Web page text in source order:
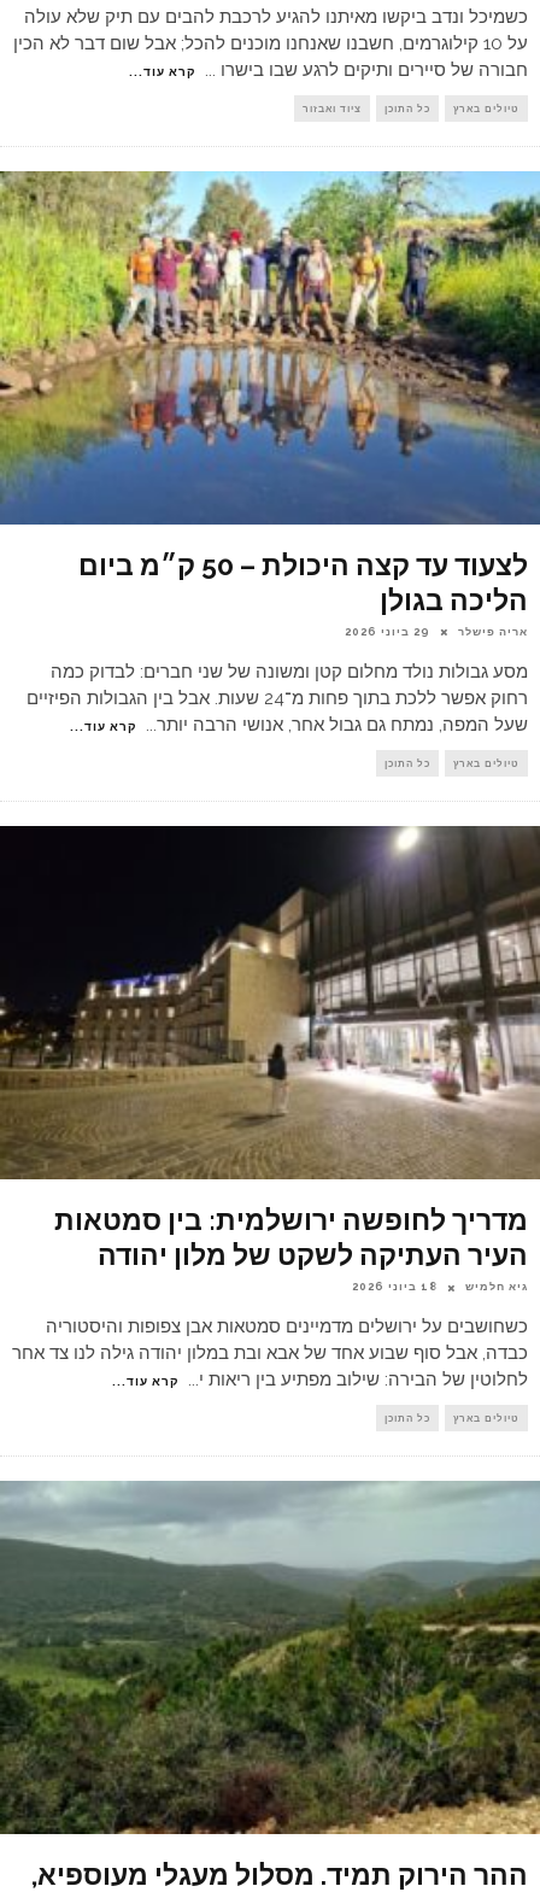
כשמיכל ונדב ביקשו מאיתנו להגיע לרכבת להבים עם תיק שלא עולה
על 10 קילוגרמים, חשבנו שאנחנו מוכנים להכל; אבל שום דבר לא הכין
חבורה של סיירים ותיקים לרגע שבו בישרו ... קרא עוד...
טיולים בארץ כל התוכן ציוד ואבזור
לצעוד עד קצה היכולת – 50 ק״מ ביום
הליכה בגולן
אריה פישלר 29 ביוני 2026
מסע גבולות נולד מחלום קטן ומשונה של שני חברים: לבדוק כמה
רחוק אפשר ללכת בתוך פחות מ־24 שעות. אבל בין הגבולות הפיזיים
שעל המפה, נמתח גם גבול אחר, אנושי הרבה יותר... קרא עוד...
טיולים בארץ כל התוכן
מדריך לחופשה ירושלמית: בין סמטאות
העיר העתיקה לשקט של מלון יהודה
גיא חלמיש 18 ביוני 2026
כשחושבים על ירושלים מדמיינים סמטאות אבן צפופות והיסטוריה
כבדה, אבל סוף שבוע אחד של אבא ובת במלון יהודה גילה לנו צד אחר
לחלוטין של הבירה: שילוב מפתיע בין ריאות י... קרא עוד...
טיולים בארץ כל התוכן
ההר הירוק תמיד. מסלול מעגלי מעוספיא,